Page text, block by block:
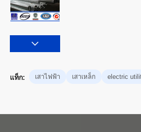
แท็ก: เสาไฟฟ้า เสาเหล็ก electric